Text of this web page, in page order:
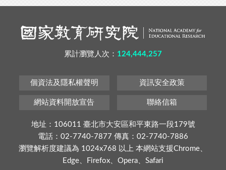
累計瀏覽人次： 124,444,257
個資法及隱私權聲明 資訊安全政策
網站資料開放宣告 聯絡信箱
地址：106011 臺北市大安區和平東路一段179號
電話：02-7740-7877 傳真：02-7740-7886
瀏覽解析度建議為 1024x768 以上 本網站支援Chrome、
Edge、Firefox、Opera、Safari